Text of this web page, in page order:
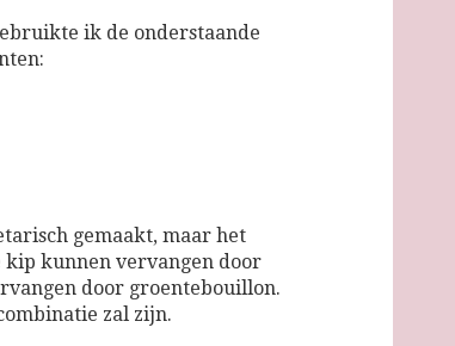
ik de onderstaande
gemaakt, maar het
kip kunnen vervangen door
door groentebouillon.
zal zijn.